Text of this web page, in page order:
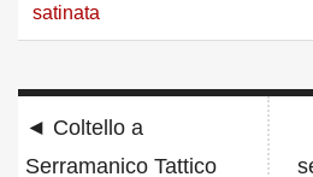
satinata
Navigazione
articoli
◄ Coltello a
Serramanico Tattico